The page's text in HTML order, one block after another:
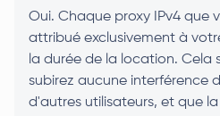
Oui. Chaque proxy IPv4 que
attribué exclusivement à
la durée de la location. Cela
subirez aucune interférence
d'autres utilisateurs, et que